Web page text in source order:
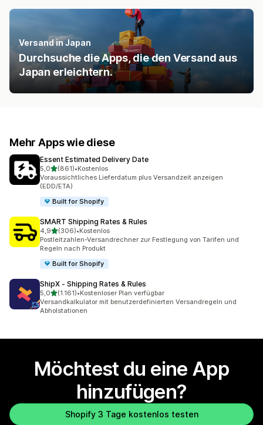
Versand in Japan
Durchsuche die Apps, die den Versand aus
Japan erleichtern.
Mehr Apps wie diese
Essent Estimated Delivery Date
5,0von 5 Sternen
(861)
861 Rezensionen insgesamt
•Kostenlos
Voraussichtliches Lieferdatum plus Versandzeit anzeigen
(EDD/ETA)
Built for Shopify
SMART Shipping Rates & Rules
4,9von 5 Sternen
(306)
306 Rezensionen insgesamt
•Kostenlos
Postleitzahlen-Versandrechner zur Festlegung von Tarifen und
Regeln nach Produkt
Built for Shopify
ShipX ‑ Shipping Rates & Rules
5,0von 5 Sternen
(1.161)
1161 Rezensionen insgesamt
•Kostenloser Plan verfügbar
Versandkalkulator mit benutzerdefinierten Versandregeln und
Abholstationen
Möchtest du eine App
hinzufügen?
Shopify 3 Tage kostenlos testen